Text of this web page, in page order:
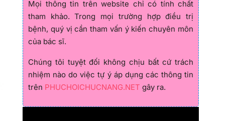
Mọi thông tin trên website chỉ có tính chất
tham khảo. Trong mọi trường hợp điều trị
bệnh, quý vị cần tham vấn ý kiến chuyên môn
của bác sĩ.
Chúng tôi tuyệt đối không chịu bất cứ trách
nhiệm nào do việc tự ý áp dụng các thông tin
trên PHUCHOICHUCNANG.NET gây ra.